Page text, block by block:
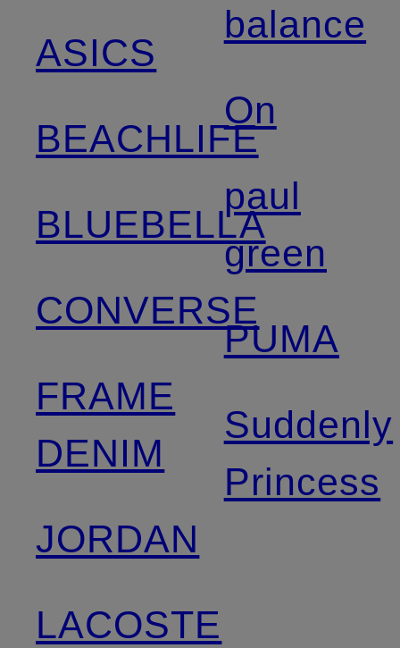
ASICS
BEACHLIFE
BLUEBELLA
CONVERSE
FRAME
DENIM
JORDAN
LACOSTE
balance
On
paul
green
PUMA
Suddenly
Princess